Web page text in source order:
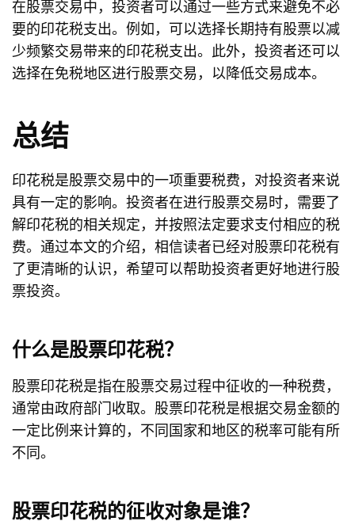
在股票交易中，投资者可以通过一些方式来避免不必
要的印花税支出。例如，可以选择长期持有股票以减
少频繁交易带来的印花税支出。此外，投资者还可以
选择在免税地区进行股票交易，以降低交易成本。
总结
印花税是股票交易中的一项重要税费，对投资者来说
具有一定的影响。投资者在进行股票交易时，需要了
解印花税的相关规定，并按照法定要求支付相应的税
费。通过本文的介绍，相信读者已经对股票印花税有
了更清晰的认识，希望可以帮助投资者更好地进行股
票投资。
什么是股票印花税？
股票印花税是指在股票交易过程中征收的一种税费，
通常由政府部门收取。股票印花税是根据交易金额的
一定比例来计算的，不同国家和地区的税率可能有所
不同。
股票印花税的征收对象是谁？